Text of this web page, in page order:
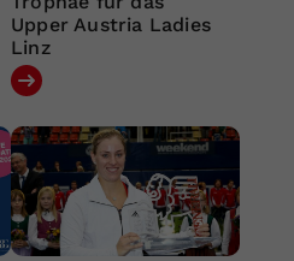
Upper Austria Ladies
Linz